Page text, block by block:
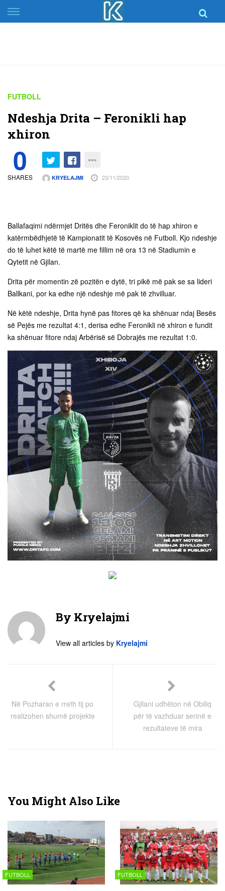
Skip
to
FUTBOLL
Ndeshja Drita – Feronikli hap
xhiron
0
SHARES KRYELAJMI 23/11/2020
Ballafaqimi ndërmjet Dritës dhe Feroniklit do të hap xhiron e
katërmbëdhjetë të Kampionatit të Kosovës në Futboll. Kjo ndeshje
do të luhet këtë të martë me fillim në ora 13 në Stadiumin e
Qytetit në Gjilan.
Drita për momentin zë pozitën e dytë, tri pikë më pak se sa lideri
Ballkani, por ka edhe një ndeshje më pak të zhvilluar.
Në këtë ndeshje, Drita hynë pas fitores që ka shënuar ndaj Besës
së Pejës me rezultat 4:1, derisa edhe Feronikli në xhiron e fundit
ka shënuar fitore ndaj Arbërisë së Dobrajës me rezultat 1:0.
By Kryelajmi
View all articles by Kryelajmi
Në Pozharan e rreth tij po
realizohen shumë projekte
Gjilani udhëton në Obiliq
për të vazhduar serinë e
rezultateve të mira
You Might Also Like
FUTBOLL FUTBOLL